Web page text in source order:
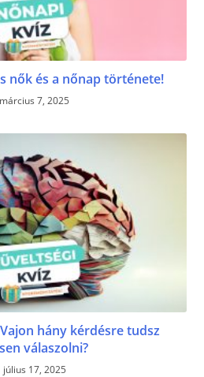
nők és a nőnap története!
március 7, 2025
hány kérdésre tudsz
válaszolni?
július 17, 2025